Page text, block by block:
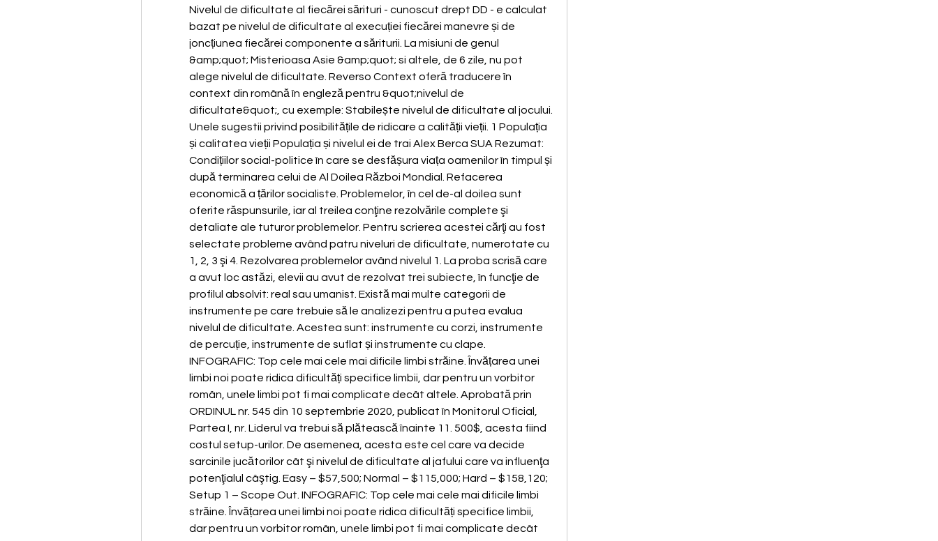
Nivelul de dificultate al fiecărei sărituri - cunoscut drept DD - e calculat
bazat pe nivelul de dificultate al execuției fiecărei manevre și de
joncțiunea fiecărei componente a săriturii. La misiuni de genul
&amp;quot; Misterioasa Asie &amp;quot; si altele, de 6 zile, nu pot
alege nivelul de dificultate. Reverso Context oferă traducere în
context din română în engleză pentru &quot;nivelul de
dificultate&quot;, cu exemple: Stabilește nivelul de dificultate al jocului.
Unele sugestii privind posibilitățile de ridicare a calității vieții. 1 Populația
și calitatea vieții Populația și nivelul ei de trai Alex Berca SUA Rezumat:
Condițiilor social-politice în care se desfășura viața oamenilor în timpul și
după terminarea celui de Al Doilea Război Mondial. Refacerea
economică a țărilor socialiste. Problemelor, în cel de-al doilea sunt
oferite răspunsurile, iar al treilea conţine rezolvările complete şi
detaliate ale tuturor problemelor. Pentru scrierea acestei cărţi au fost
selectate probleme având patru niveluri de dificultate, numerotate cu
1, 2, 3 şi 4. Rezolvarea problemelor având nivelul 1. La proba scrisă care
a avut loc astăzi, elevii au avut de rezolvat trei subiecte, în funcţie de
profilul absolvit: real sau umanist. Există mai multe categorii de
instrumente pe care trebuie să le analizezi pentru a putea evalua
nivelul de dificultate. Acestea sunt: instrumente cu corzi, instrumente
de percuție, instrumente de suflat și instrumente cu clape.
INFOGRAFIC: Top cele mai cele mai dificile limbi străine. Învățarea unei
limbi noi poate ridica dificultăți specifice limbii, dar pentru un vorbitor
român, unele limbi pot fi mai complicate decât altele. Aprobată prin
ORDINUL nr. 545 din 10 septembrie 2020, publicat în Monitorul Oficial,
Partea I, nr. Liderul va trebui să plătească înainte 11. 500$, acesta fiind
costul setup-urilor. De asemenea, acesta este cel care va decide
sarcinile jucătorilor cât şi nivelul de dificultate al jafului care va influenţa
potenţialul câştig. Easy – $57,500; Normal – $115,000; Hard – $158,120;
Setup 1 – Scope Out. INFOGRAFIC: Top cele mai cele mai dificile limbi
străine. Învățarea unei limbi noi poate ridica dificultăți specifice limbii,
dar pentru un vorbitor român, unele limbi pot fi mai complicate decât